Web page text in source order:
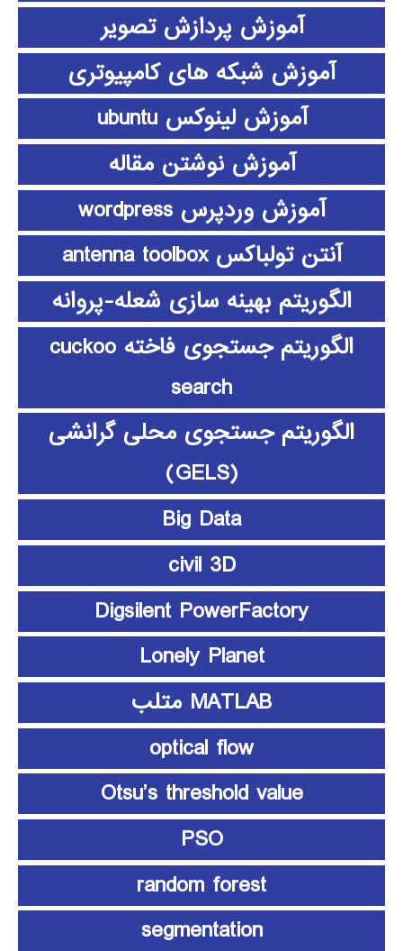
آموزش پردازش تصویر
آموزش شبکه های کامپیوتری
آموزش لینوکس ubuntu
آموزش نوشتن مقاله
آموزش وردپرس wordpress
آنتن تولباکس antenna toolbox
الگوریتم بهینه سازی شعله-پروانه
الگوریتم جستجوی فاخته cuckoo
search
الگوریتم جستجوی محلی گرانشی
(GELS)
Big Data
civil 3D
Digsilent PowerFactory
Lonely Planet
MATLAB متلب
optical flow
Otsu’s threshold value
PSO
random forest
segmentation